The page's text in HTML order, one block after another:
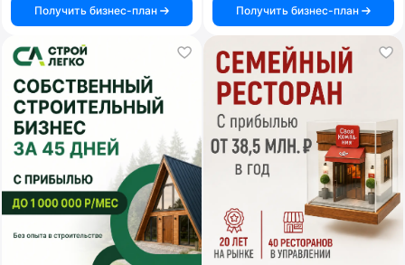
Получить бизнес-план Получить бизнес-план